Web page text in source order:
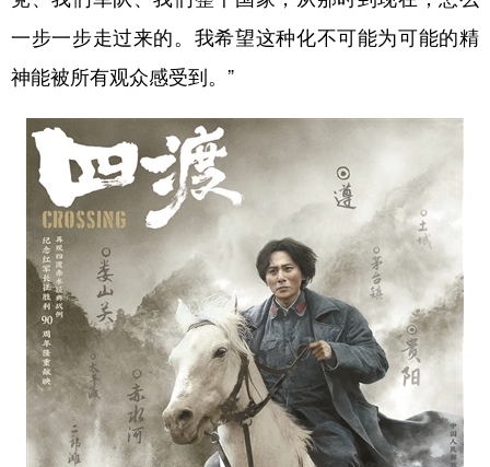
一步一步走过来的。我希望这种化不可能为可能的精
神能被所有观众感受到。”